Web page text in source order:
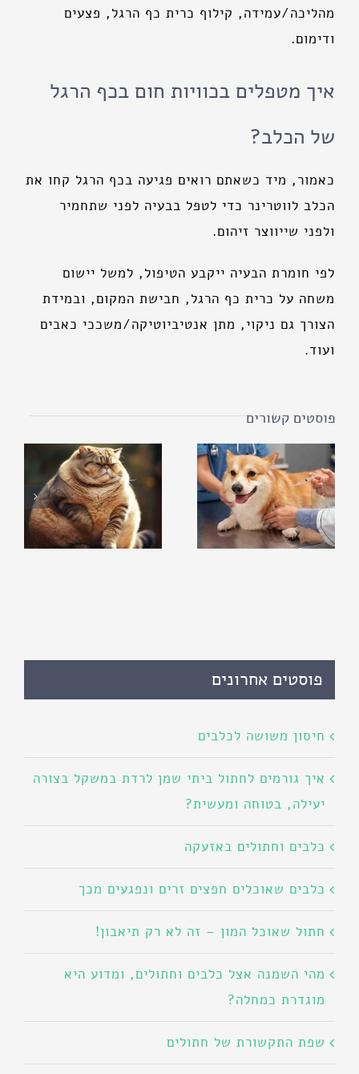
מהליכה/עמידה, קילוף כרית כף הרגל, פצעים
ודימום.
איך מטפלים בכוויות חום בכף הרגל
של הכלב?
כאמור, מיד כשאתם רואים פגיעה בכף הרגל קחו את
הכלב לווטרינר כדי לטפל בבעיה לפני שתחמיר
ולפני שייווצר זיהום.
לפי חומרת הבעיה ייקבע הטיפול, למשל יישום
משחה על כרית כף הרגל, חבישת המקום, ובמידת
הצורך גם ניקוי, מתן אנטיביוטיקה/משככי כאבים
ועוד.
פוסטים קשורים
פוסטים אחרונים
חיסון משושה לכלבים
איך גורמים לחתול ביתי שמן לרדת במשקל בצורה
יעילה, בטוחה ומעשית?
כלבים וחתולים באזעקה
כלבים שאוכלים חפצים זרים ונפגעים מכך
חתול שאוכל המון – זה לא רק תיאבון!
מהי השמנה אצל כלבים וחתולים, ומדוע היא
מוגדרת כמחלה?
שפת התקשורת של חתולים